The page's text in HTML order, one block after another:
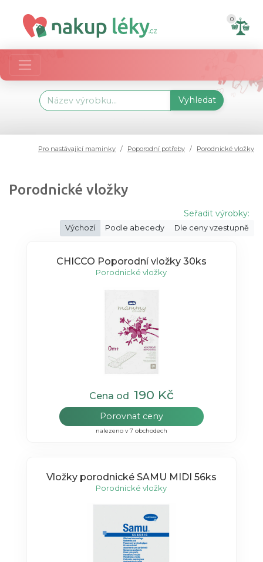
0
Vyhledat
Pro nastávající maminky Poporodní potřeby Porodnické vložky
Porodnické vložky
Seřadit výrobky:
Výchozí Podle abecedy Dle ceny vzestupně
CHICCO Poporodní vložky 30ks
Porodnické vložky
Cena od 190 Kč
Porovnat ceny
nalezeno v 7 obchodech
Vložky porodnické SAMU MIDI 56ks
Porodnické vložky